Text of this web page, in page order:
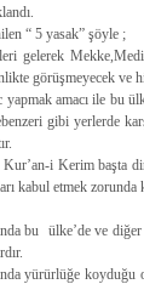
“ 5 yasak” şöyle ;
gelerek
görüşmeyecek
yapmak amacı ile bu
gibi yerlerde
Kur’an-i Kerim
kabul etmek
bu ülke’de ve
yürürlüğe koyduğu